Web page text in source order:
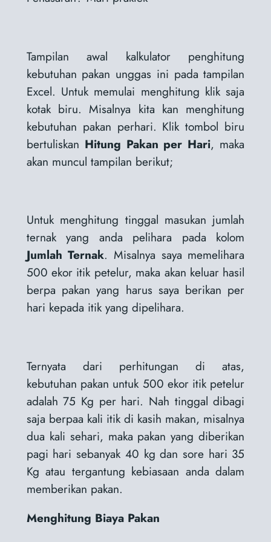
Tampilan awal kalkulator penghitung
kebutuhan pakan unggas ini pada tampilan
Excel. Untuk memulai menghitung klik saja
kotak biru. Misalnya kita kan menghitung
kebutuhan pakan perhari. Klik tombol biru
bertuliskan Hitung Pakan per Hari, maka
akan muncul tampilan berikut;
Untuk menghitung tinggal masukan jumlah
ternak yang anda pelihara pada kolom
Jumlah Ternak. Misalnya saya memelihara
500 ekor itik petelur, maka akan keluar hasil
berpa pakan yang harus saya berikan per
hari kepada itik yang dipelihara.
Ternyata dari perhitungan di atas,
kebutuhan pakan untuk 500 ekor itik petelur
adalah 75 Kg per hari. Nah tinggal dibagi
saja berpaa kali itik di kasih makan, misalnya
dua kali sehari, maka pakan yang diberikan
pagi hari sebanyak 40 kg dan sore hari 35
Kg atau tergantung kebiasaan anda dalam
memberikan pakan.
Menghitung Biaya Pakan